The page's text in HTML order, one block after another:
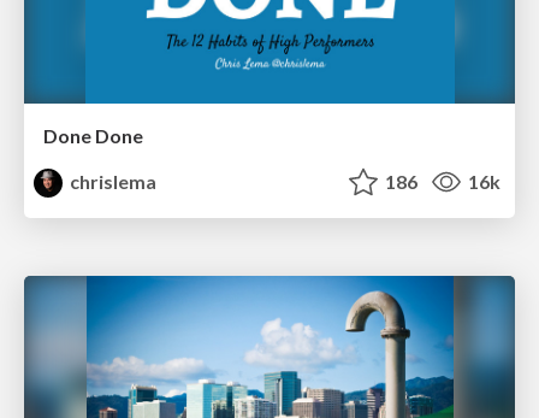
Done Done
chrislema
186 16k